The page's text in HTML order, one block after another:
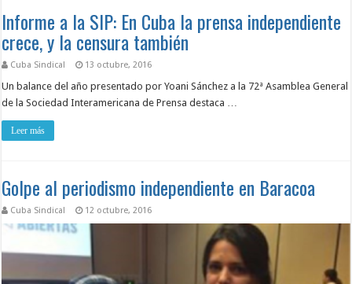
Informe a la SIP: En Cuba la prensa independiente
crece, y la censura también
Cuba Sindical 13 octubre, 2016
Un balance del año presentado por Yoani Sánchez a la 72ª Asamblea General
de la Sociedad Interamericana de Prensa destaca …
Leer más
Golpe al periodismo independiente en Baracoa
Cuba Sindical 12 octubre, 2016